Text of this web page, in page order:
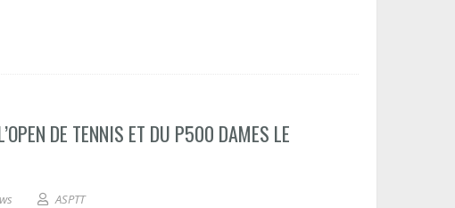
DE TENNIS ET DU P500 DAMES LE
ASPTT